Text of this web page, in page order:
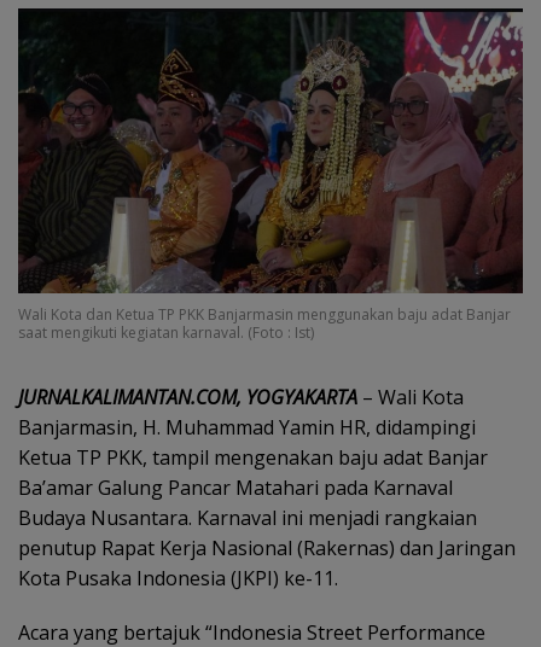
Wali Kota dan Ketua TP PKK Banjarmasin menggunakan baju adat Banjar
saat mengikuti kegiatan karnaval. (Foto : Ist)
JURNALKALIMANTAN.COM, YOGYAKARTA – Wali Kota
Banjarmasin, H. Muhammad Yamin HR, didampingi
Ketua TP PKK, tampil mengenakan baju adat Banjar
Ba’amar Galung Pancar Matahari pada Karnaval
Budaya Nusantara. Karnaval ini menjadi rangkaian
penutup Rapat Kerja Nasional (Rakernas) dan Jaringan
Kota Pusaka Indonesia (JKPI) ke-11.
Acara yang bertajuk “Indonesia Street Performance